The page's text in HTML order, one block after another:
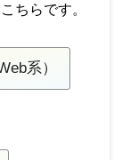
ちらです。
系）